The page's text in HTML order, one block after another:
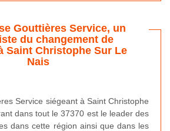
Gouttières Service, un
du changement de
Saint Christophe Sur Le
Nais
Service siégeant à Saint Christophe
dans tout le 37370 est le leader des
dans cette région ainsi que dans les